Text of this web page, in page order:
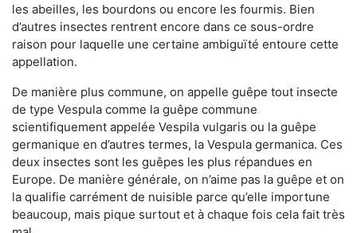
les abeilles, les bourdons ou encore les fourmis. Bien
d’autres insectes rentrent encore dans ce sous-ordre
raison pour laquelle une certaine ambiguïté entoure cette
appellation.
De manière plus commune, on appelle guêpe tout insecte
de type Vespula comme la guêpe commune
scientifiquement appelée Vespila vulgaris ou la guêpe
germanique en d’autres termes, la Vespula germanica. Ces
deux insectes sont les guêpes les plus répandues en
Europe. De manière générale, on n’aime pas la guêpe et on
la qualifie carrément de nuisible parce qu’elle importune
beaucoup, mais pique surtout et à chaque fois cela fait très